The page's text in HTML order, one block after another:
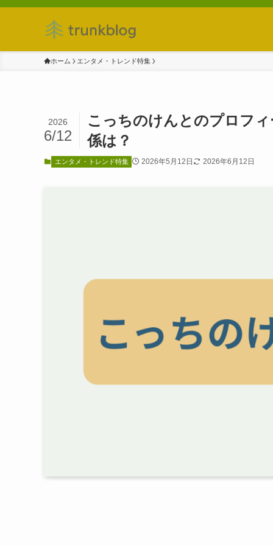
ホーム エンタメ・トレンド特集
こっちのけんとのプロフ
係は？
2026
6/12
エンタメ・トレンド特集 2026年5月12日 2026年6月12日